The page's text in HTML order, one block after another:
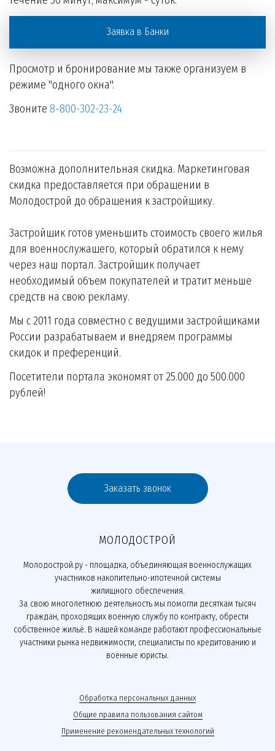
Заявка в Банки
Просмотр и бронирование мы также организуем в
режиме "одного окна".
Звоните 8-800-302-23-24
Возможна дополнительная скидка. Маркетинговая
скидка предоставляется при обращении в
Молодострой до обращения к застройщику.
Застройщик готов уменьшить стоимость своего жилья
для военнослужащего, который обратился к нему
через наш портал. Застройщик получает
необходимый объем покупателей и тратит меньше
средств на свою рекламу.
Мы с 2011 года совместно с ведущими застройщиками
России разрабатываем и внедряем программы
скидок и преференций.
Посетители портала экономят от 25.000 до 500.000
рублей!
Заказать звонок
МОЛОДОСТРОЙ
Молодострой.ру - площадка, объединяющая военнослужащих
участников накопительно-ипотечной системы
жилищного обеспечения.
За свою многолетнюю деятельность мы помогли десяткам тысяч
граждан, проходящих военную службу по контракту, обрести
собственное жильё. В нашей команде работают профессиональные
участники рынка недвижимости, специалисты по кредитованию и
военные юристы.
Обработка персональных данных
Общие правила пользования сайтом
Применение рекомендательных технологий